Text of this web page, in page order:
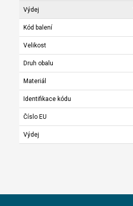
Výdej
Kód balení
Velikost
Druh obalu
Materiál
Identifikace kódu
Číslo EU
Výdej